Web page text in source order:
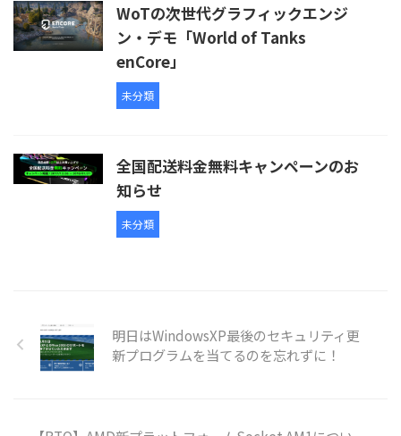
WoTの次世代グラフィックエンジ
ン・デモ「World of Tanks
enCore」
未分類
全国配送料金無料キャンペーンのお
知らせ
未分類
明日はWindowsXP最後のセキュリティ更
新プログラムを当てるのを忘れずに！